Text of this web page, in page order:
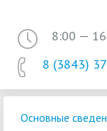
8:00 —
8 (3843)
Основные